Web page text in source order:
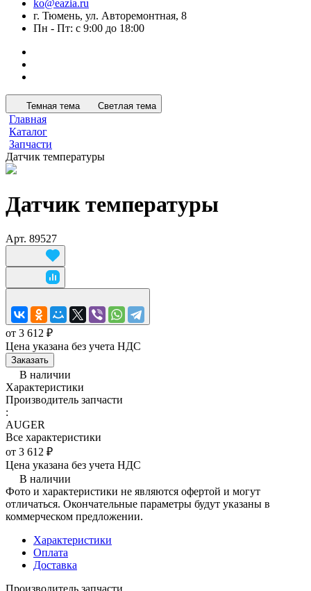
ko@eazia.ru
г. Тюмень, ул. Авторемонтная, 8
Пн - Пт: с 9:00 до 18:00
Темная тема Светлая тема
Главная
Каталог
Запчасти
Датчик температуры
Датчик температуры
Арт. 89527
от 3 612 ₽
Цена указана без учета НДС
Заказать
В наличии
Характеристики
Производитель запчасти
:
AUGER
Все характеристики
от 3 612 ₽
Цена указана без учета НДС
В наличии
Фото и характеристики не являются офертой и могут
отличаться. Окончательные параметры будут указаны в
коммерческом предложении.
Характеристики
Оплата
Доставка
Производитель запчасти